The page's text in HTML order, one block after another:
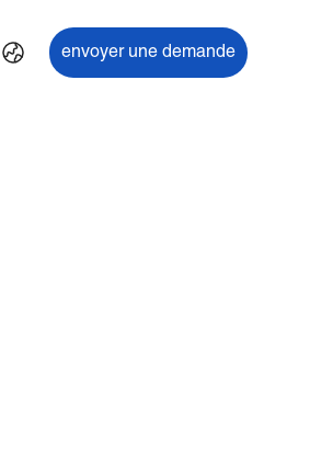
envoyer une demande